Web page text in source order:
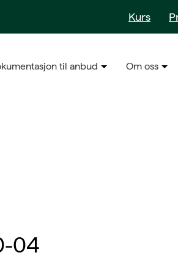
Kurs
til anbud Om oss
04